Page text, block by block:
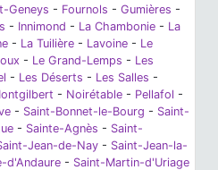
Geneys - Fournols - Gumières -
- Innimond - La Chambonie - La
- La Tuilière - Lavoine - Le
- Le Grand-Lemps - Les
- Les Déserts - Les Salles -
- Noirétable - Pellafol -
- Saint-Bonnet-le-Bourg - Saint-
- Sainte-Agnès - Saint-
Jean-de-Nay - Saint-Jean-la-
d'Andaure - Saint-Martin-d'Uriage